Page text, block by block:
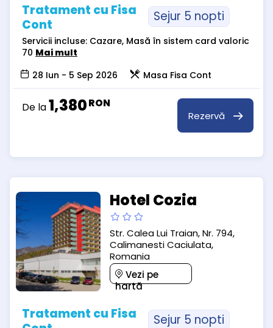
Tratament cu Fisa
Cont
Sejur 5 nopti
Servicii incluse: Cazare, Masă în sistem card valoric
70 Mai mult
28 Iun - 5 Sep 2026
Masa Fisa Cont
De la1,380RON
Rezervă
Hotel Cozia
Str. Calea Lui Traian, Nr. 794,
Calimanesti Caciulata,
Romania
Vezi pe
hartă
Tratament cu Fisa
Sejur 5 nopti